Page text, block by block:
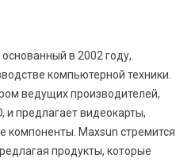
в 2002 году,
компьютерной техники.
ведущих производителей,
и предлагает видеокарты,
компоненты. Maxsun стремится
продукты, которые